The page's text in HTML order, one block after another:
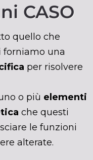
CASO
quello che
forniamo una
per risolvere
o più elementi
che questi
le funzioni
alterate.